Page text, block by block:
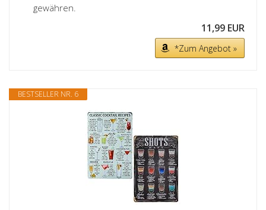
gewähren.
11,99 EUR
*Zum Angebot »
BESTSELLER NR. 6